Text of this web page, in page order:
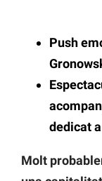
Push
dedicat
Molt